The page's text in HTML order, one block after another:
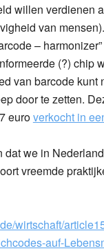
willen verdienen
van
–
(?) chip
van barcode kunt
door te zetten.
euroverkocht in
dat we in
vreemde
wirtschaft/
auf-